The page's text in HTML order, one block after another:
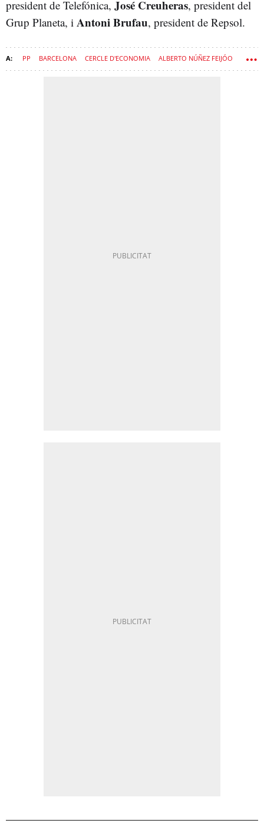
president de Telefónica, José Creuheras, president del
Grup Planeta, i Antoni Brufau, president de Repsol.
PP BARCELONA CERCLE D'ECONOMIA ALBERTO NÚÑEZ FEIJÓO